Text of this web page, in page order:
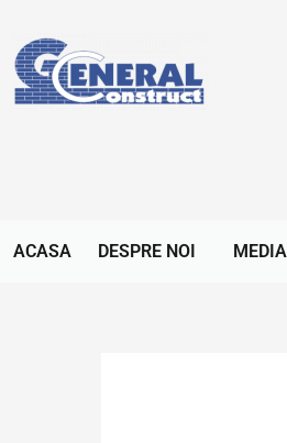
ACASA DESPRE NOI MEDIA